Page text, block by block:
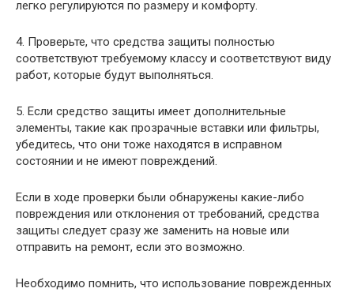
легко регулируются по размеру и комфорту.
4. Проверьте, что средства защиты полностью
соответствуют требуемому классу и соответствуют виду
работ, которые будут выполняться.
5. Если средство защиты имеет дополнительные
элементы, такие как прозрачные вставки или фильтры,
убедитесь, что они тоже находятся в исправном
состоянии и не имеют повреждений.
Если в ходе проверки были обнаружены какие-либо
повреждения или отклонения от требований, средства
защиты следует сразу же заменить на новые или
отправить на ремонт, если это возможно.
Необходимо помнить, что использование поврежденных